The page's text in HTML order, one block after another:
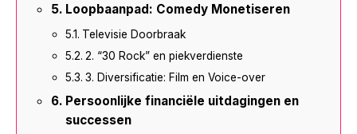
Loopbaanpad: Comedy Monetiseren
Televisie Doorbraak
2. “30 Rock” en piekverdienste
3. Diversificatie: Film en Voice-over
Persoonlijke financiële uitdagingen en
successen